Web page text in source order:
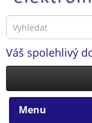
Váš spolehlivý
Menu